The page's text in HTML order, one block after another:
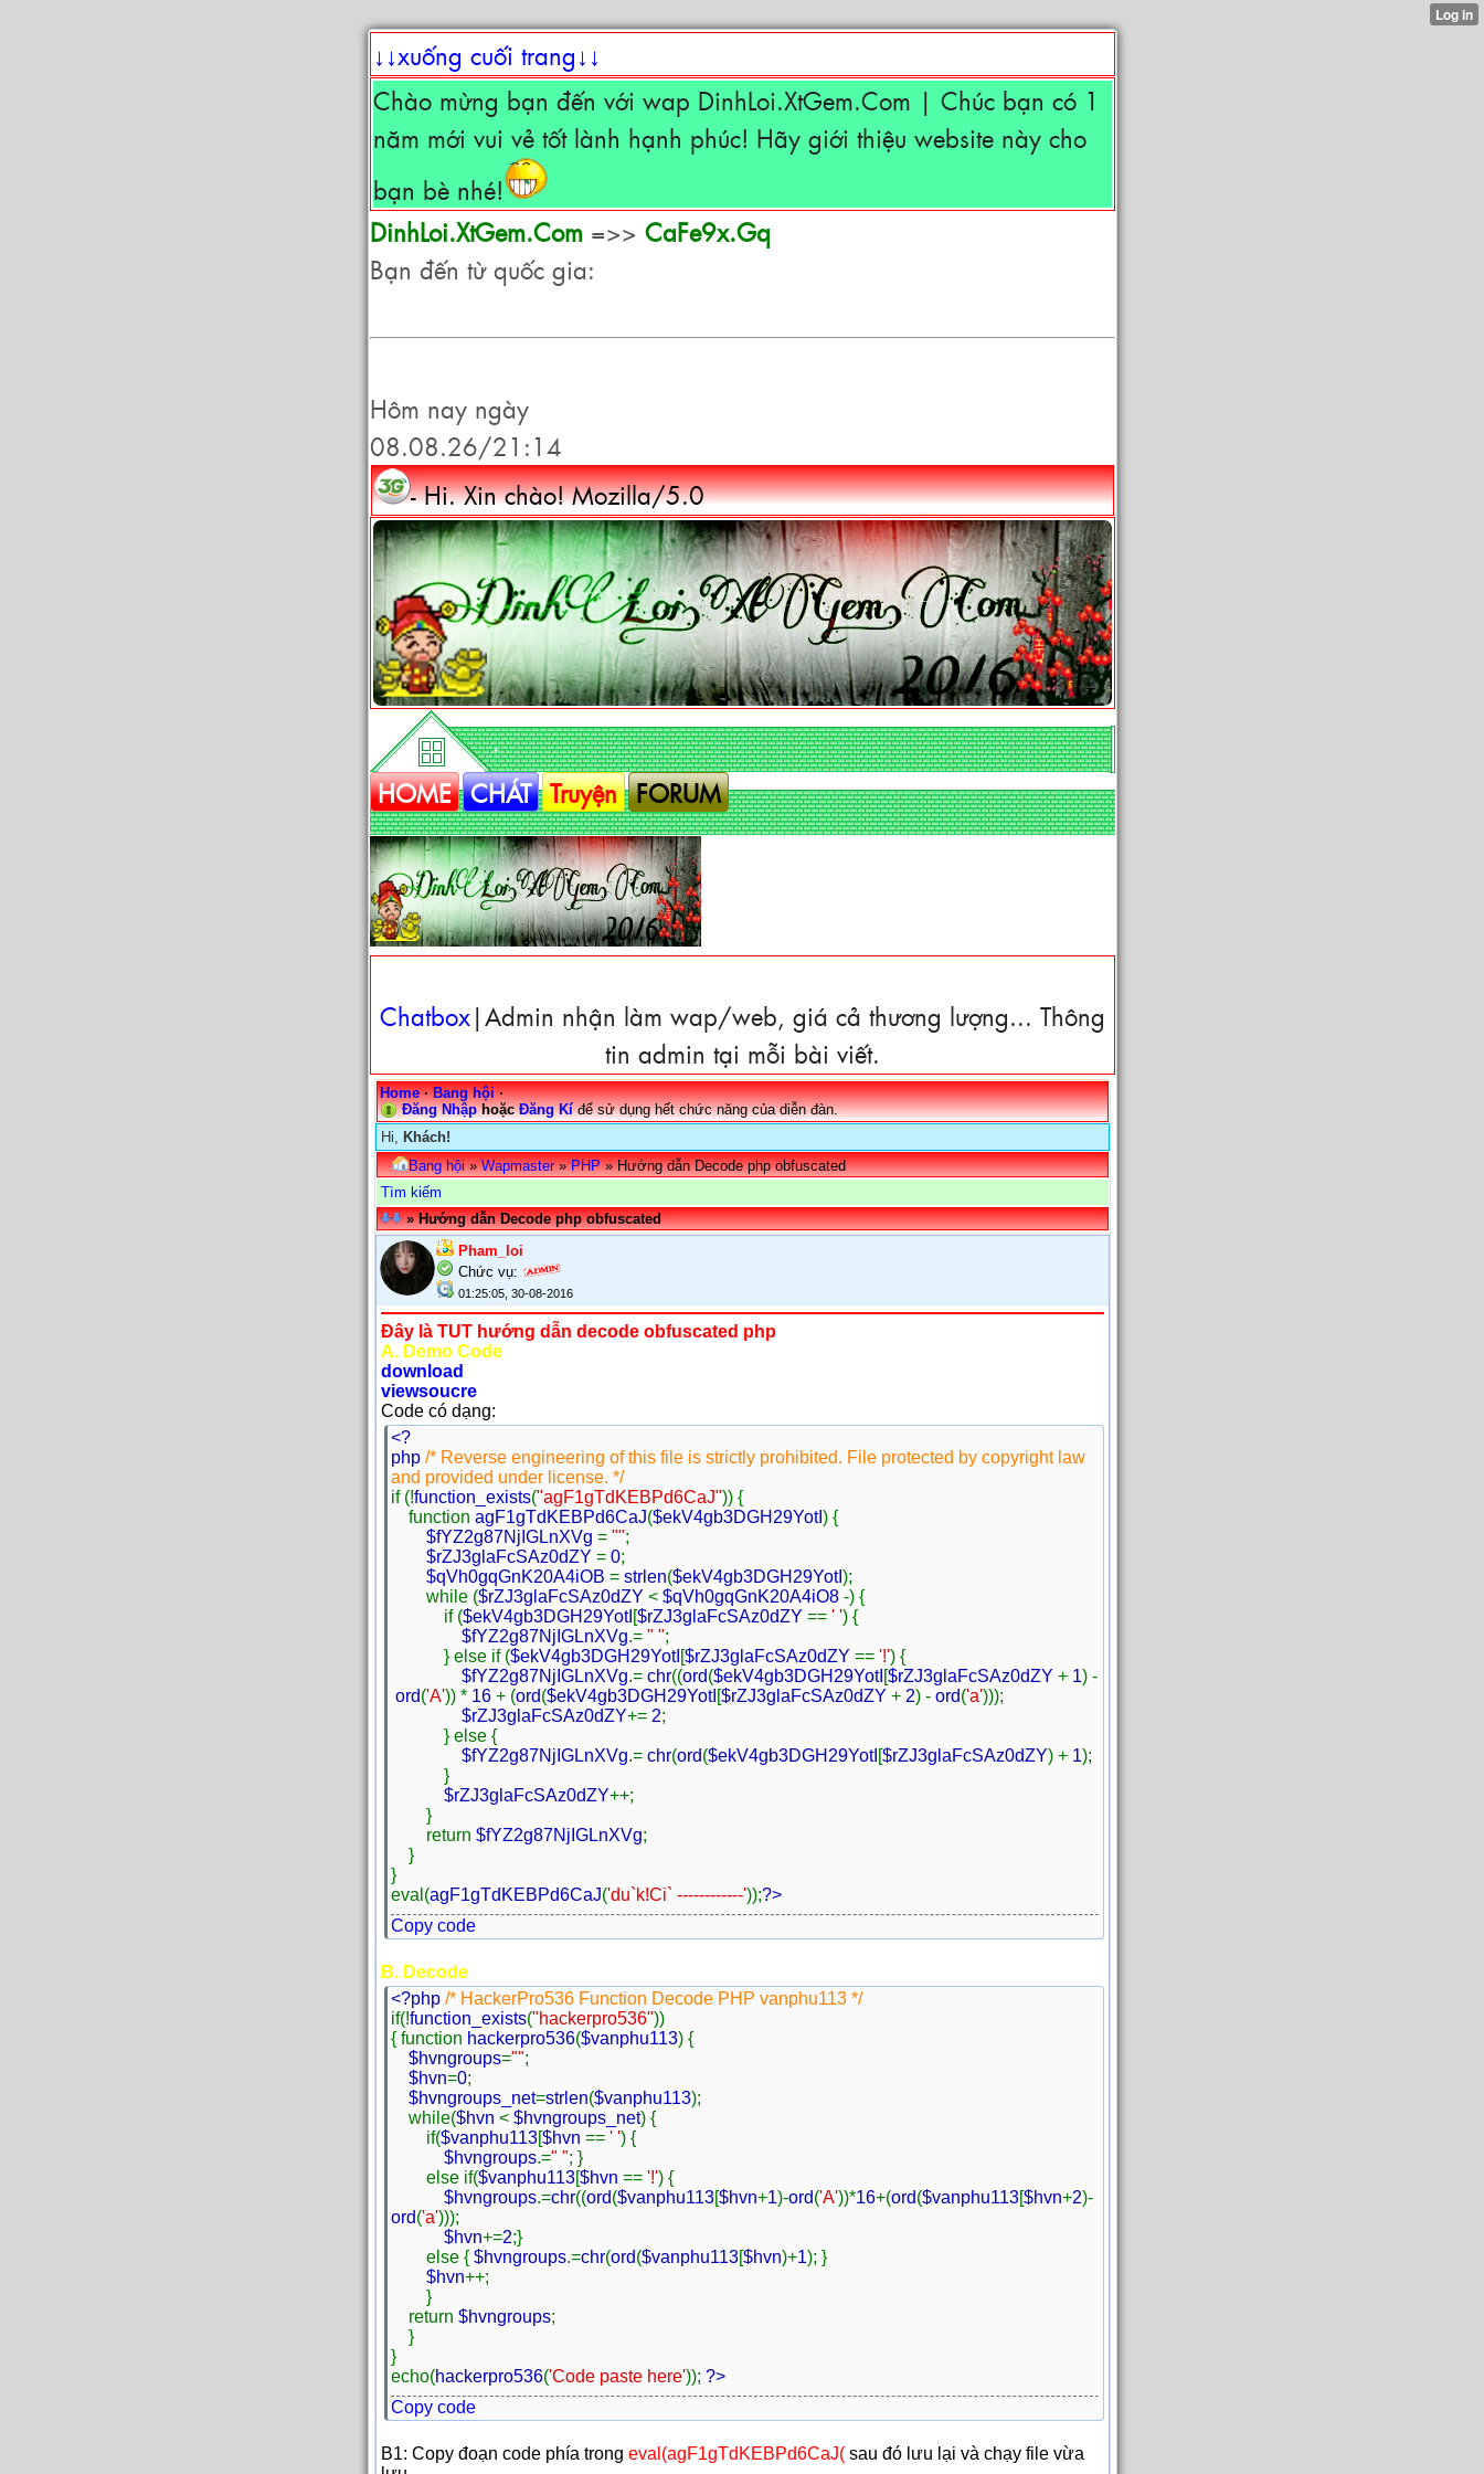
↓↓xuống cuối trang↓↓
Chào mừng bạn đến với wap DinhLoi.XtGem.Com | Chúc bạn có 1
năm mới vui vẻ tốt lành hạnh phúc! Hãy giới thiệu website này cho
bạn bè nhé!
DinhLoi.XtGem.Com=>> CaFe9x.Gq
Bạn đến từ quốc gia:
Hôm nay ngày
08.08.26/21:14
- Hi. Xin chào! Mozilla/5.0
.
HOME CHÁT Truyện FORUM
Chatbox|Admin nhận làm wap/web, giá cả thương lượng... Thông
tin admin tại mỗi bài viết.
Home·Bang hội·
Đăng NhậphoặcĐăng Kíđể sử dụng hết chức năng của diễn đàn.
Hi, Khách!
Bang hội»Wapmaster»PHP» Hướng dẫn Decode php obfuscated
Tìm kiếm
» Hướng dẫn Decode php obfuscated
Pham_loi
Chức vụ:
01:25:05, 30-08-2016
Đây là TUT hướng dẫn decode obfuscated php
A. Demo Code
download
viewsoucre
Code có dạng:
<?
php /* Reverse engineering of this file is strictly prohibited. File protected by copyright law
and provided under license. */
if (!function_exists("agF1gTdKEBPd6CaJ")) {
function agF1gTdKEBPd6CaJ($ekV4gb3DGH29YotI) {
$fYZ2g87NjIGLnXVg = "";
$rZJ3glaFcSAz0dZY = 0;
$qVh0gqGnK20A4iOB = strlen($ekV4gb3DGH29YotI);
while ($rZJ3glaFcSAz0dZY < $qVh0gqGnK20A4iO8 -) {
if ($ekV4gb3DGH29YotI [$rZJ3glaFcSAz0dZY == ' ') {
$fYZ2g87NjIGLnXVg.= " ";
} else if ($ekV4gb3DGH29YotI [$rZJ3glaFcSAz0dZY == '!') {
$fYZ2g87NjIGLnXVg.= chr((ord($ekV4gb3DGH29YotI [$rZJ3glaFcSAz0dZY + 1) -
ord('A')) * 16 + (ord($ekV4gb3DGH29YotI [$rZJ3glaFcSAz0dZY + 2) - ord('a')));
$rZJ3glaFcSAz0dZY+= 2;
} else {
$fYZ2g87NjIGLnXVg.= chr(ord($ekV4gb3DGH29YotI [$rZJ3glaFcSAz0dZY) + 1);
}
$rZJ3glaFcSAz0dZY++;
}
return $fYZ2g87NjIGLnXVg;
}
}
eval(agF1gTdKEBPd6CaJ('du`k!Ci` ------------'));?>
Copy code
B. Decode
<?php /* HackerPro536 Function Decode PHP vanphu113 */
if(!function_exists("hackerpro536"))
{ function hackerpro536($vanphu113) {
$hvngroups="";
$hvn=0;
$hvngroups_net=strlen($vanphu113);
while($hvn < $hvngroups_net) {
if($vanphu113[$hvn == ' ') {
$hvngroups.=" "; }
else if($vanphu113[$hvn == '!') {
$hvngroups.=chr((ord($vanphu113[$hvn+1)-ord('A'))*16+(ord($vanphu113[$hvn+2)-
ord('a')));
$hvn+=2;}
else { $hvngroups.=chr(ord($vanphu113[$hvn)+1); }
$hvn++;
}
return $hvngroups;
}
}
echo(hackerpro536('Code paste here')); ?>
Copy code
B1: Copy đoạn code phía trong eval(agF1gTdKEBPd6CaJ( sau đó lưu lại và chạy file vừa